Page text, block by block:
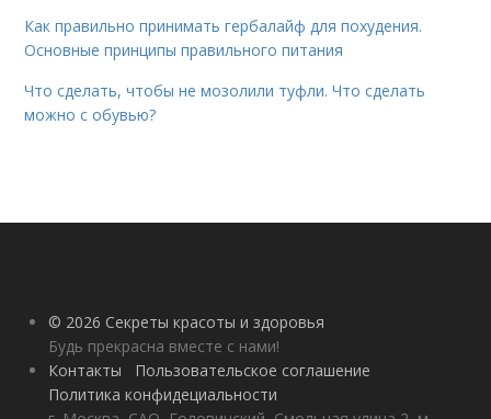
Как правильно принимать гербалайф для похудения.
Основные принципы правильного питания
Что сделать, чтобы не мозолили туфли. Что сделать
можно с обувью?
© 2026 Секреты красоты и здоровья
Будь прекрасна вместе с нами!
Контакты
Пользовательское соглашение
Политика конфидециальности